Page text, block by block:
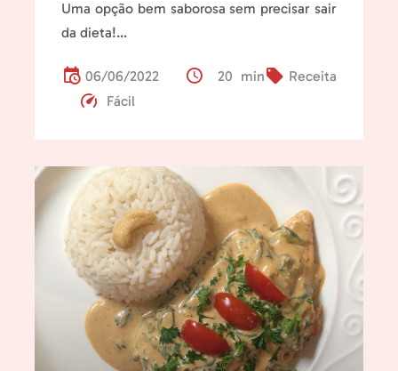
Uma opção bem saborosa sem precisar sair
da dieta!...
06/06/2022 Receita
20 min
Fácil